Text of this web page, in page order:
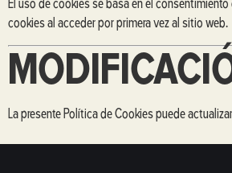
El uso de cookies se basa en el
cookies al acceder por primera vez al sitio web.
La presente Política de Cookies puede